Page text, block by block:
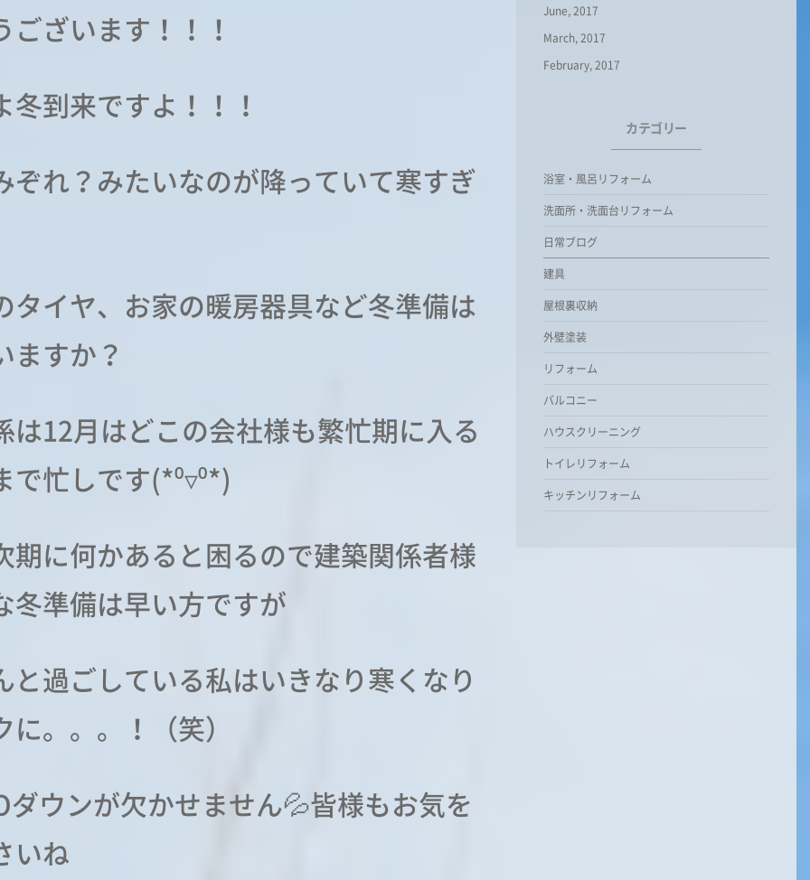
ございます！！！
冬到来ですよ！！！
ぞれ？みたいなのが降っていて寒すぎ
タイヤ、お家の暖房器具など冬準備は
ますか？
は12月はどこの会社様も繁忙期に入る
で忙しです(*⁰▿⁰*)
期に何かあると困るので建築関係者様
冬準備は早い方ですが
と過ごしている私はいきなり寒くなり
。。。！（笑）
ダウンが欠かせません💦皆様もお気を
いね
June, 2017
March, 2017
February, 2017
カテゴリー
浴室・風呂リフォーム
洗面所・洗面台リフォーム
日常ブログ
建具
屋根裏収納
外壁塗装
リフォーム
バルコニー
ハウスクリーニング
トイレリフォーム
キッチンリフォーム